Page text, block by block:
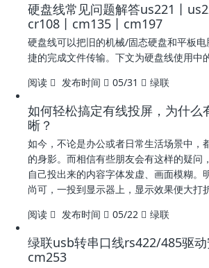
硬盘线常见问题解答us221丨
cr108丨cm135丨cm197
硬盘线可以把旧的机械/固态硬盘和平板
捷的完成文件传输。下文为硬盘线使用中
阅读
发布时间 05/31 绿联
如何轻松搞定有线投屏，为什么
晰？
如今，不论是办公或者日常生活场景中，
的身影。而相信有些朋友会有这样的疑问
自己投出来的内容字体发虚、画面模糊。
尚可，一投到显示器上，显示效果便大打
阅读
发布时间 05/22 绿联
绿联usb转串口线rs422/485驱动
cm253